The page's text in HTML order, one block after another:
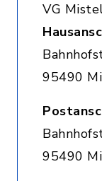
VG
95490
95490